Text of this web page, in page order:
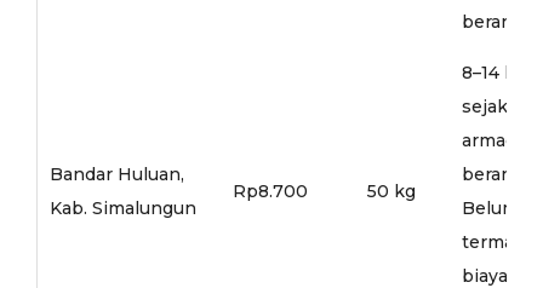
Bandar Huluan,
Kab. Simalungun
Rp8.700 50 kg
8–14 hari
sejak
armada
Belum
biaya